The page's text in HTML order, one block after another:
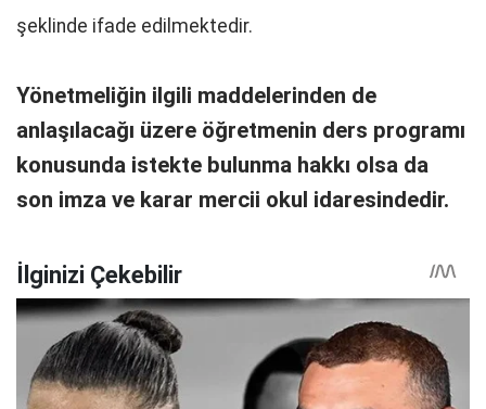
şeklinde ifade edilmektedir.
Yönetmeliğin ilgili maddelerinden de
anlaşılacağı üzere öğretmenin ders programı
konusunda istekte bulunma hakkı olsa da
son imza ve karar mercii okul idaresindedir.